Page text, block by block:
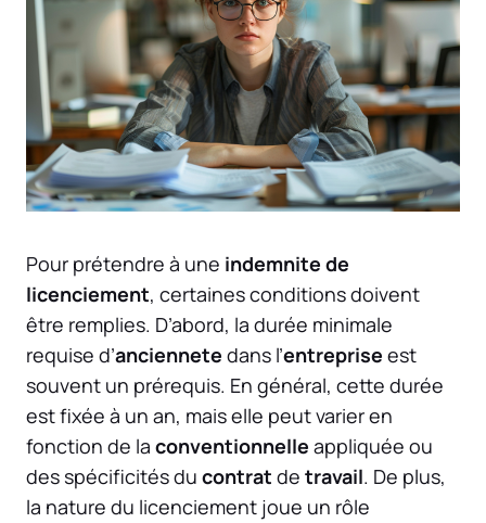
Pour prétendre à une indemnite de
licenciement, certaines conditions doivent
être remplies. D’abord, la durée minimale
requise d’anciennete dans l’entreprise est
souvent un prérequis. En général, cette durée
est fixée à un an, mais elle peut varier en
fonction de la conventionnelle appliquée ou
des spécificités du contrat de travail. De plus,
la nature du licenciement joue un rôle